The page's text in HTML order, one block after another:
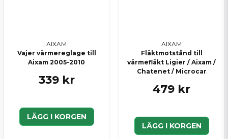
AIXAM
Vajer värmereglage till
Aixam 2005-2010
339 kr
LÄGG I KORGEN
AIXAM
Fläktmotstånd till
värmefläkt Ligier / Aixam /
Chatenet / Microcar
479 kr
LÄGG I KORGEN